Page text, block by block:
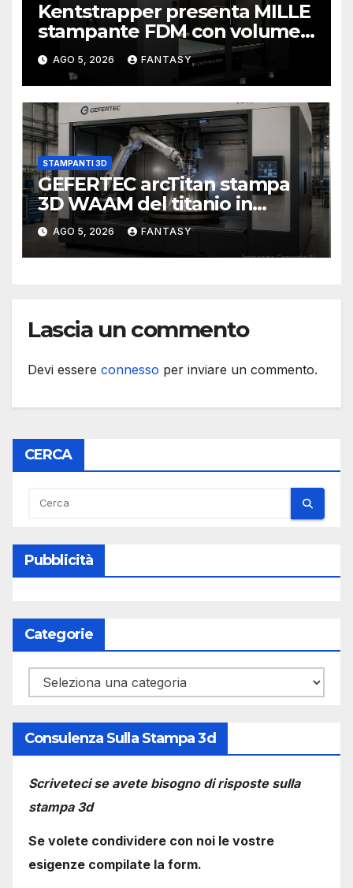
Kentstrapper presenta MILLE
stampante FDM con volume
di stampa da un metro cubo
AGO 5, 2026 FANTASY
STAMPANTI 3D
GEFERTEC arcTitan stampa
3D WAAM del titanio in
camera inerte
AGO 5, 2026 FANTASY
Lascia un commento
Devi essere connesso per inviare un commento.
CERCA
Pubblicità
Categorie
Categorie
Consulenza Sulla Stampa 3d
Scriveteci se avete bisogno di risposte sulla
stampa 3d
Se volete condividere con noi le vostre
esigenze compilate la form.